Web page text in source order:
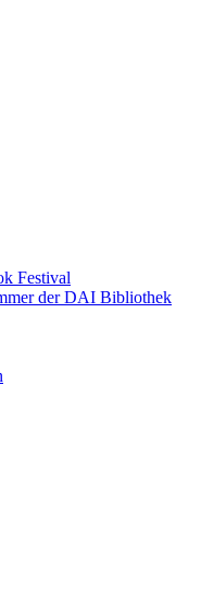
Festival
der DAI Bibliothek